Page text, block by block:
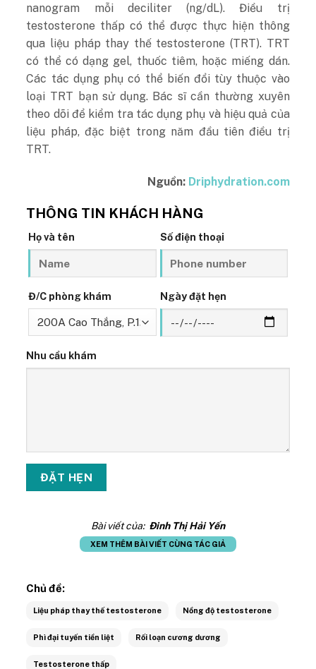
nanogram mỗi deciliter (ng/dL). Điều trị
testosterone thấp có thể được thực hiện thông
qua liệu pháp thay thế testosterone (TRT). TRT
có thể có dạng gel, thuốc tiêm, hoặc miếng dán.
Các tác dụng phụ có thể biến đổi tùy thuộc vào
loại TRT bạn sử dụng. Bác sĩ cần thường xuyên
theo dõi để kiểm tra tác dụng phụ và hiệu quả của
liệu pháp, đặc biệt trong năm đầu tiên điều trị
TRT.
Nguồn: Driphydration.com
THÔNG TIN KHÁCH HÀNG
Họ và tên Số điện thoại
Đ/C phòng khám Ngày đặt hẹn
Nhu cầu khám
Bài viết của: Đinh Thị Hải Yến
XEM THÊM BÀI VIẾT CÙNG TÁC GIẢ
Chủ đề:
Liệu pháp thay thế testosterone Nồng độ testosterone
Phì đại tuyến tiền liệt Rối loạn cương dương
Testosterone thấp